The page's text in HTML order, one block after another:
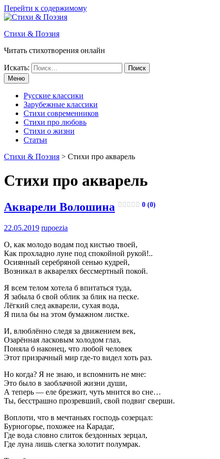
Перейти к содержимому
Стихи & Поэзия
Читать стихотворения онлайн
Искать:
Меню
Русские классики
Зарубежные классики
Стихи современников
Стихи про любовь
Стихи о жизни
Статьи
Стихи & Поэзия > Стихи про акварель
Стихи про акварель
Акварели Волошина 0 (0)
22.05.2019 rupoezia
О, как молодо водам под кистью твоей,
Как прохладно луне под спокойной рукой!..
Осиянный серебряной сенью кудрей,
Возникал в акварелях бессмертный покой.
Я всем телом хотела б впитаться туда,
Я забыла б свой облик за блик на песке.
Лёгкий след акварели, сухая вода,
Я пила бы на этом бумажном листке.
И, влюблённо следя за движением век,
Озарённая ласковым холодом глаз,
Поняла б наконец, что любой человек
Этот призрачный мир где-то видел хоть раз.
Но когда? Я не знаю, и вспомнить не мне:
Это было в заоблачной жизни души,
А теперь — еле брезжит, чуть мнится во сне…
Ты, бесстрашно прозревший, свой подвиг сверши.
Воплоти, что в мечтаньях господь созерцал:
Бурногорье, похожее на Карадаг,
Где вода словно слиток бездонных зерцал,
Где луна лишь слегка золотит полумрак.